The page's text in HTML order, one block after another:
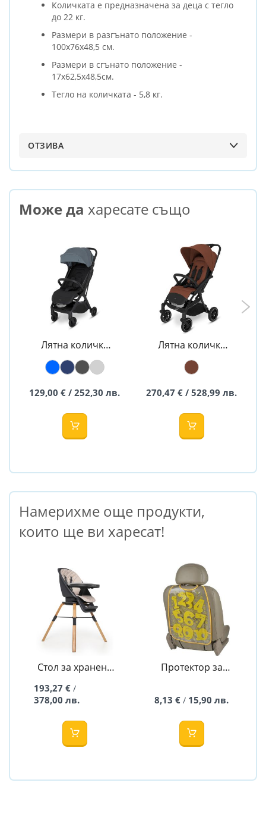
Количката е предназначена за деца с тегло
до 22 кг.
Размери в разгънато положение -
100х76х48,5 см.
Размери в сгънато положение -
17х62,5х48,5см.
Тегло на количката - 5,8 кг.
ОТЗИВА
Може да харесате също
Лятна количка
NOX - ESPIRO
129,00 € / 252,30 лв.
Лятна количка
FUEL - ESPIRO
270,47 € / 528,99 лв.
Намерихме още продукти,
които ще ви харесат!
Стол за хранене
MUUVO
193,27 € /
378,00 лв.
Протектор за
Babyhome
8,13 € / 15,90 лв.